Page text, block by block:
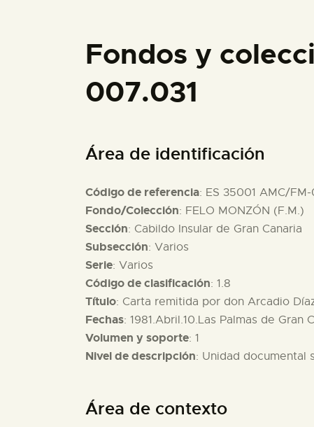
Fondos y
007.031
Área de identificación
Código de referencia: ES 35001 AMC/
Fondo/Colección: FELO MONZÓN (F.M.)
Sección: Cabildo Insular de Gran Canaria
Subsección: Varios
Serie: Varios
Código de clasificación: 1.8
Título: Carta remitida por don Arcadio
Fechas: 1981.Abril.10.Las Palmas de Gran
Volumen y soporte: 1
Nivel de descripción: Unidad documental
Área de contexto